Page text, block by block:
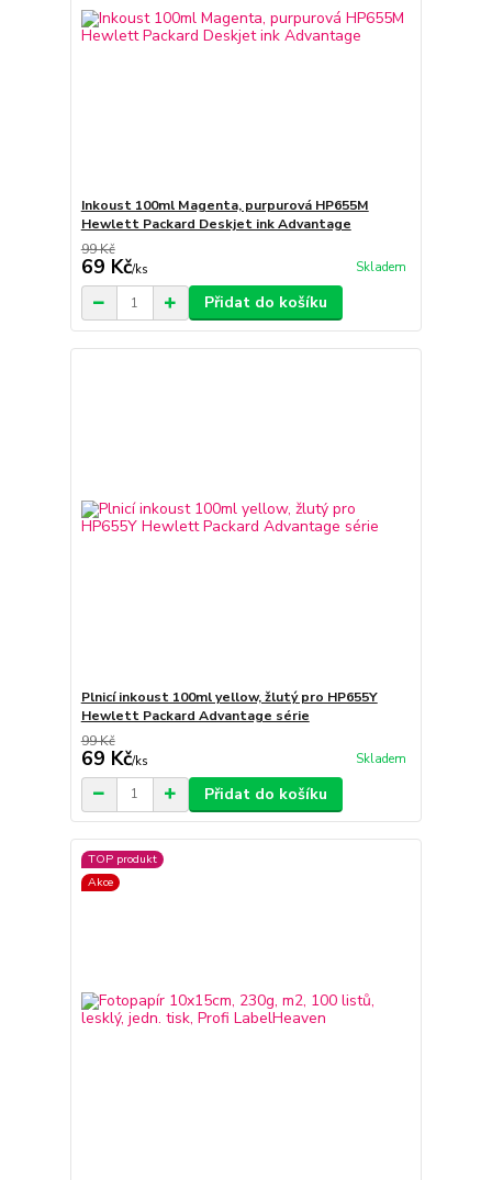
Inkoust 100ml Magenta, purpurová HP655M
Hewlett Packard Deskjet ink Advantage
99 Kč
69 Kč/ks Skladem
Přidat do košíku
Plnicí inkoust 100ml yellow, žlutý pro HP655Y
Hewlett Packard Advantage série
99 Kč
69 Kč/ks Skladem
Přidat do košíku
TOP produkt
Akce